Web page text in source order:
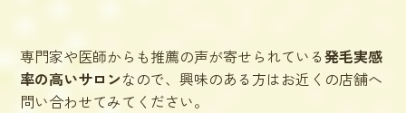
専門家や医師からも推薦の声が寄せられている発毛実感
率の高いサロンなので、興味のある方はお近くの店舗へ
問い合わせてみてください。